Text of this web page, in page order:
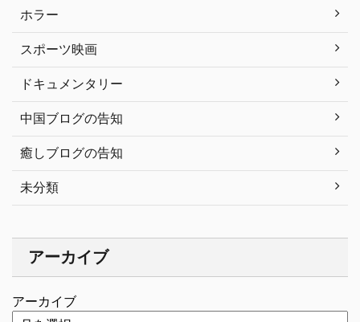
ホラー
スポーツ映画
ドキュメンタリー
中国ブログの告知
癒しブログの告知
未分類
アーカイブ
アーカイブ